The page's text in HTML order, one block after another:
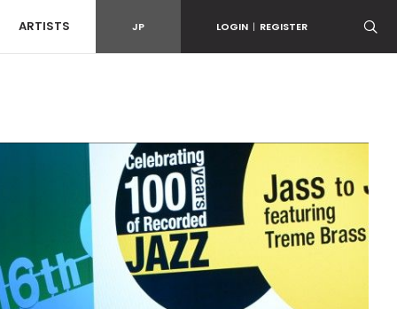
ARTISTS JP LOGIN | REGISTER